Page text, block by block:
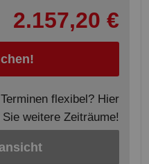
2.157,20 €
flexibel? Hier
Sie weitere Zeiträume!